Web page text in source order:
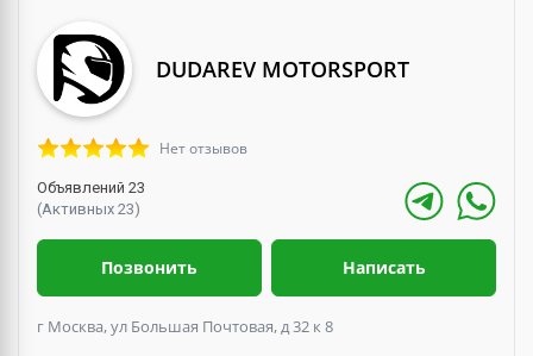
DUDAREV MOTORSPORT
Нет отзывов
Объявлений 23
(Активных 23)
Позвонить Написать
г Москва, ул Большая Почтовая, д 32 к 8